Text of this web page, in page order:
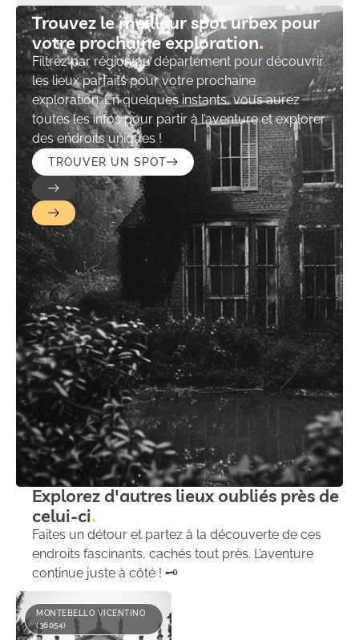
Trouvez le meilleur spot urbex pour
votre prochaine exploration​
Filtrez par région ou département pour découvrir
les lieux parfaits pour votre prochaine
exploration. En quelques instants, vous aurez
toutes les infos pour partir à l’aventure et explorer
des endroits uniques !
TROUVER UN SPOT
Explorez d'autres lieux oubliés près de
celui-ci
Faites un détour et partez à la découverte de ces
endroits fascinants, cachés tout près. L’aventure
continue juste à côté ! 🗝️
MONTEBELLO VICENTINO
(36054)